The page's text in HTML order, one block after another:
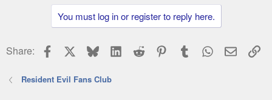
You must log in or register to reply here.
Share: Facebook BlueskyLinkedIn
Reddit PinterestTumblr WhatsApp
Email
Resident Evil Fans Club